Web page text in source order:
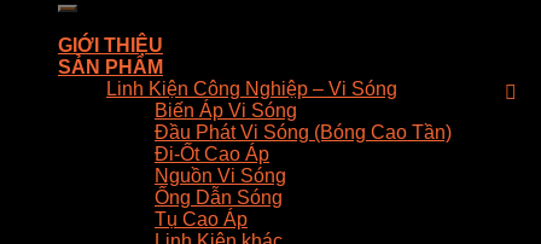
GIỚI THIỆU
SẢN PHẨM
Linh Kiện Công Nghiệp – Vi Sóng
Biến Áp Vi Sóng
Đầu Phát Vi Sóng (Bóng Cao Tần)
Đi-Ốt Cao Áp
Nguồn Vi Sóng
Ống Dẫn Sóng
Tụ Cao Áp